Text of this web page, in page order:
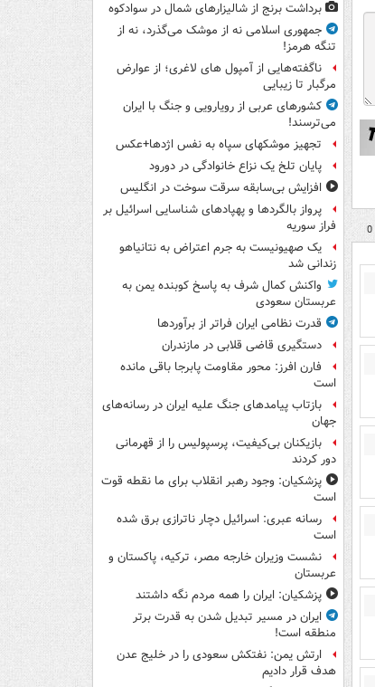
برداشت برنج از شالیزارهای شمال در سوادکوه
جمهوری اسلامی نه از موشک می‌گذرد، نه از
تنگه هرمز!
ناگفته‌هایی از آمپول های لاغری؛ از عوارض
مرگبار تا زیبایی
کشورهای عربی از رویارویی و جنگ با ایران
می‌ترسند!
تجهیز موشکهای سپاه به نفس اژدها+عکس
پایان تلخ یک نزاع خانوادگی در دورود
افزایش بی‌سابقه سرقت سوخت در انگلیس
پرواز بالگردها و پهپادهای شناسایی اسرائیل بر
فراز سوریه
یک صهیونیست به جرم اعتراض به نتانیاهو
زندانی شد
واکنش کمال شرف به پاسخ کوبنده یمن به
عربستان سعودی
قدرت نظامی ایران فراتر از برآوردها
دستگیری قاضی قلابی در مازندران
فارن افرز: محور مقاومت پابرجا باقی مانده
است
بازتاب پیامدهای جنگ علیه ایران در رسانه‌های
جهان
بازیکنان بی‌کیفیت، پرسپولیس را از قهرمانی
دور کردند
پزشکیان: وجود رهبر انقلاب برای ما نقطه قوت
است
رسانه عبری: اسرائیل دچار ناترازی برق شده
است
نشست وزیران خارجه مصر، ترکیه، پاکستان و
عربستان
پزشکیان: ایران را همه مردم نگه داشتند
ایران در مسیر تبدیل شدن به قدرت برتر
منطقه است!
ارتش یمن: نفتکش سعودی را در خلیج عدن
هدف قرار دادیم